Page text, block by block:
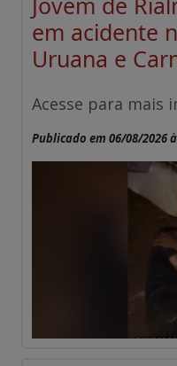
em acidente
Uruana e
Acesse para mais
Publicado em 06/08/2026